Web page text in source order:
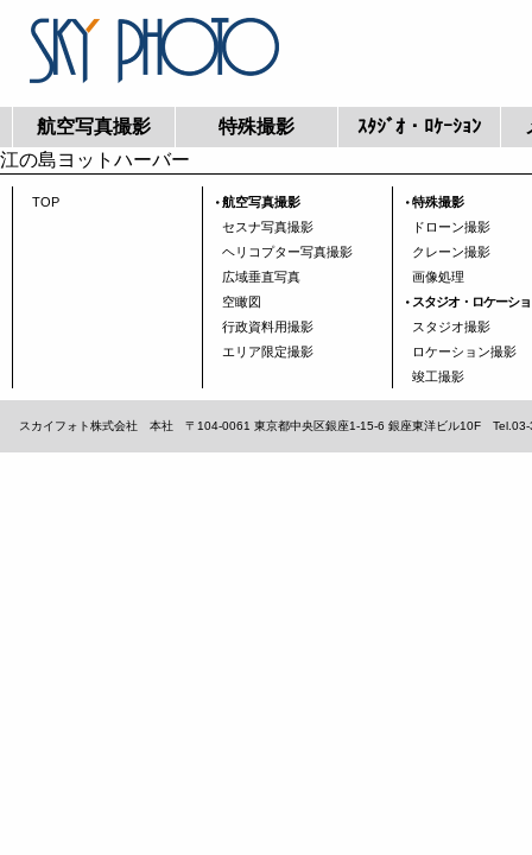
航空写真撮影 特殊撮影 ｽﾀｼﾞｵ・ﾛｹｰｼｮﾝ
江の島ヨットハーバー
TOP
航空写真撮影
セスナ写真撮影
ヘリコプター写真撮影
広域垂直写真
空瞰図
行政資料用撮影
エリア限定撮影
特殊撮影
ドローン撮影
クレーン撮影
画像処理
スタジオ・ロケーシ
スタジオ撮影
ロケーション撮影
竣工撮影
スカイフォト株式会社 本社 〒104-0061 東京都中央区銀座1-15-6 銀座東洋ビル10F